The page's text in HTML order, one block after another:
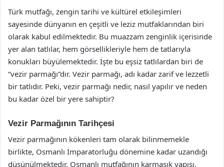
Türk mutfağı, zengin tarihi ve kültürel etkileşimleri
sayesinde dünyanın en çeşitli ve leziz mutfaklarından biri
olarak kabul edilmektedir. Bu muazzam zenginlik içerisinde
yer alan tatlılar, hem görsellikleriyle hem de tatlarıyla
konukları büyülemektedir. İşte bu eşsiz tatlılardan biri de
“vezir parmağı”dır. Vezir parmağı, adı kadar zarif ve lezzetli
bir tatlıdır. Peki, vezir parmağı nedir, nasıl yapılır ve neden
bu kadar özel bir yere sahiptir?
Vezir Parmağının Tarihçesi
Vezir parmağının kökenleri tam olarak bilinmemekle
birlikte, Osmanlı İmparatorluğu dönemine kadar uzandığı
düşünülmektedir. Osmanlı mutfağının karmaşık yapısı,